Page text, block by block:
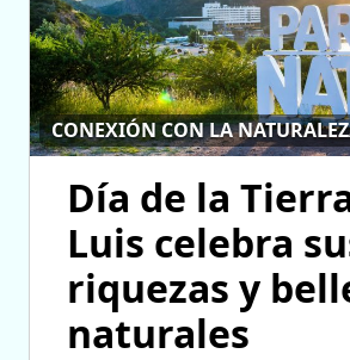
CONEXIÓN CON LA
Día de la
Luis celebra
riquezas y
naturales